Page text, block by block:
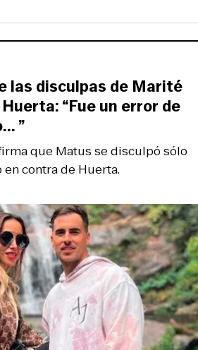
que Matus se disculpó sólo
contra de Huerta.
las disculpas de Marité
“Fue un error de
”